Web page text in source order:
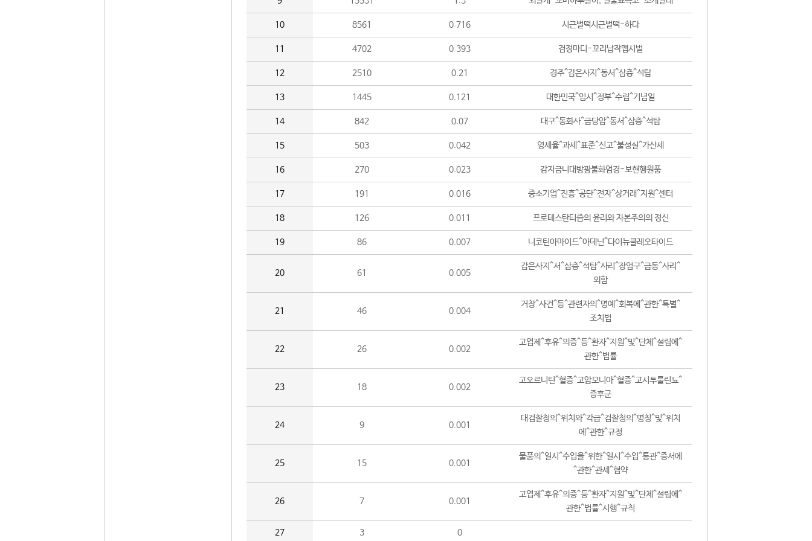
10 8561 0.716 시근벌떡시근벌떡-하다
11 4702 0.393 검정마디-꼬리납작맵시벌
12 2510 0.21 경주^감은사지^동서^삼층^석탑
13 1445 0.121 대한민국^임시^정부^수립^기념일
14 842 0.07 대구^동화사^금당암^동서^삼층^석탑
15 503 0.042 영세율^과세^표준^신고^불성실^가산세
16 270 0.023 감지금니대방광불화엄경-보현행원품
17 191 0.016 중소기업^진흥^공단^전자^상거래^지원^센터
18 126 0.011 프로테스탄티즘의 윤리와 자본주의의 정신
19 86 0.007 니코틴아마이드^아데닌^다이뉴클레오타이드
20 61 0.005
감은사지^서^삼층^석탑^사리^장엄구^금동^사리^
외함
21 46 0.004
거창^사건^등^관련자의^명예^회복에^관한^특별^
조치법
22 26 0.002
고엽제^후유^의증^등^환자^지원^및^단체^설립에^
관한^법률
23 18 0.002
고오르니틴^혈증^고암모니아^혈증^고시투룰린뇨^
증후군
24 9 0.001
대검찰청의^위치와^각급^검찰청의^명칭^및^위치
에^관한^규정
25 15 0.001
물품의^일시^수입을^위한^일시^수입^통관^증서에
^관한^관세^협약
26 7 0.001
고엽제^후유^의증^등^환자^지원^및^단체^설립에^
관한^법률^시행^규칙
27 3 0